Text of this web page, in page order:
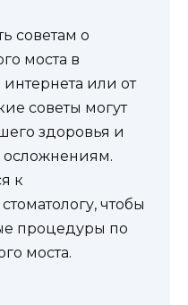
советам о
моста в
или от
советы могут
здоровья и
осложнениям.
к
чтобы
процедуры по
моста.